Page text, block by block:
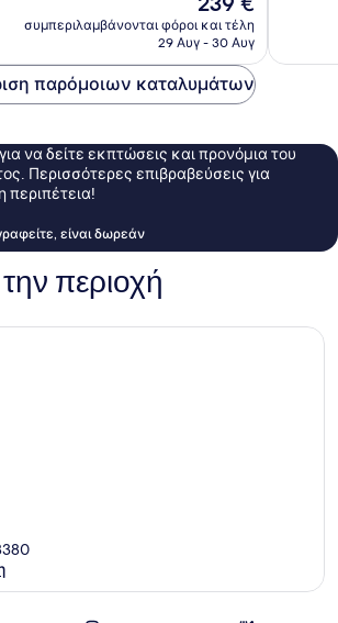
τιμή
είναι
συμπεριλαμβάνονται φόροι και τέλη
29 Αυγ - 30 Αυγ
παρόμοιων καταλυμάτων
να δείτε εκπτώσεις και προνόμια του
Περισσότερες επιβραβεύσεις για
περιπέτεια!
είναι δωρεάν
περιοχή